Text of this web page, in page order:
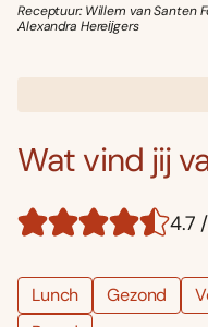
Receptuur: Willem van Santen
Alexandra Hereĳgers
Wat vind jij
4.7
Lunch Gezond